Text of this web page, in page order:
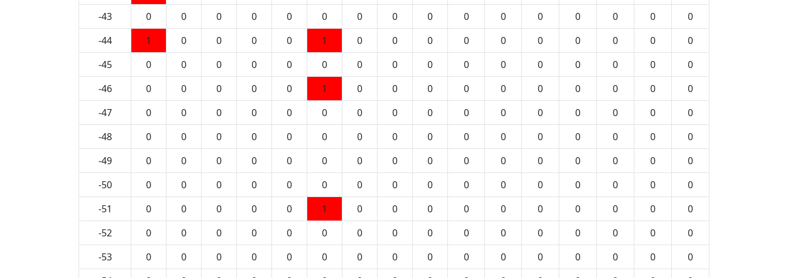
-43
0 0 0 0 0 0 0 0 0 0 0 0 0 0 0
0
-44
1 0 0 0 0 1 0 0 0 0 0 0 0 0 0
0
-45
0 0 0 0 0 0 0 0 0 0 0 0 0 0 0
0
-46
0 0 0 0 0 1 0 0 0 0 0 0 0 0 0
0
-47
0 0 0 0 0 0 0 0 0 0 0 0 0 0 0
0
-48
0 0 0 0 0 0 0 0 0 0 0 0 0 0 0
0
-49
0 0 0 0 0 0 0 0 0 0 0 0 0 0 0
0
-50
0 0 0 0 0 0 0 0 0 0 0 0 0 0 0
0
-51
0 0 0 0 0 1 0 0 0 0 0 0 0 0 0
0
-52
0 0 0 0 0 0 0 0 0 0 0 0 0 0 0
0
-53
0 0 0 0 0 0 0 0 0 0 0 0 0 0 0
0